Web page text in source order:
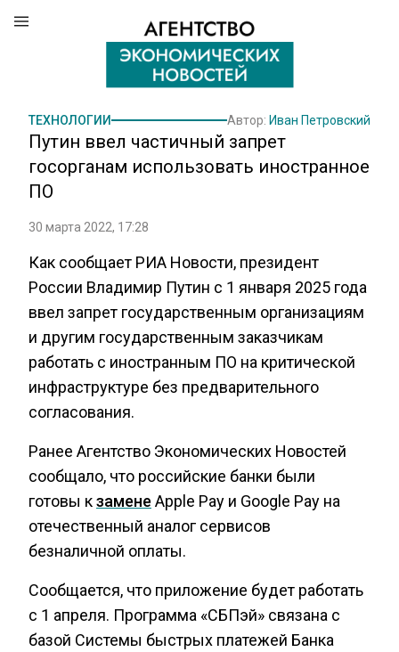
ТЕХНОЛОГИИ Автор: Иван Петровский
Путин ввел частичный запрет
госорганам использовать иностранное
ПО
30 марта 2022, 17:28
Как сообщает РИА Новости, президент
России Владимир Путин с 1 января 2025 года
ввел запрет государственным организациям
и другим государственным заказчикам
работать с иностранным ПО на критической
инфраструктуре без предварительного
согласования.
Ранее Агентство Экономических Новостей
сообщало, что российские банки были
готовы кзамене Apple Pay и Google Pay на
отечественный аналог сервисов
безналичной оплаты.
Сообщается, что приложение будет работать
с 1 апреля. Программа «СБПэй» связана с
базой Системы быстрых платежей Банка